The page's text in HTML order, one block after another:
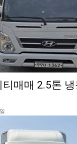
매매 2.5톤